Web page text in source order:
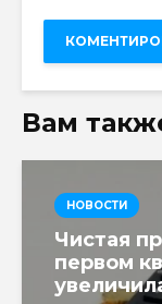
Вам
НОВОСТИ
Чистая
первом